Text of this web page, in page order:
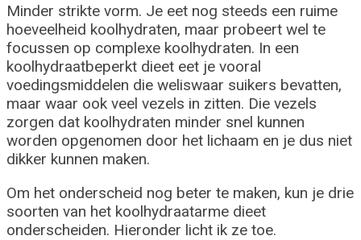
Minder strikte vorm. Je eet nog steeds een ruime
hoeveelheid koolhydraten, maar probeert wel te
focussen op complexe koolhydraten. In een
koolhydraatbeperkt dieet eet je vooral
voedingsmiddelen die weliswaar suikers bevatten,
maar waar ook veel vezels in zitten. Die vezels
zorgen dat koolhydraten minder snel kunnen
worden opgenomen door het lichaam en je dus niet
dikker kunnen maken.
Om het onderscheid nog beter te maken, kun je drie
soorten van het koolhydraatarme dieet
onderscheiden. Hieronder licht ik ze toe.